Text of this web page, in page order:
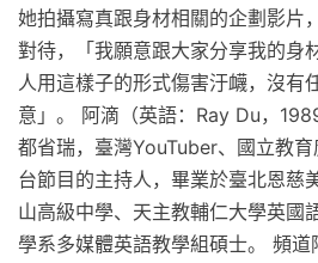
她拍攝寫真跟身材相關的企劃影片
對待，「我願意跟大家分享我的身
人用這樣子的形式傷害汙衊，沒有
意」。 阿滴（英語：Ray Du，
都省瑞，臺灣YouTuber、國立教
台節目的主持人，畢業於臺北恩慈
山高級中學、天主教輔仁大學英國
學系多媒體英語教學組碩士。 頻